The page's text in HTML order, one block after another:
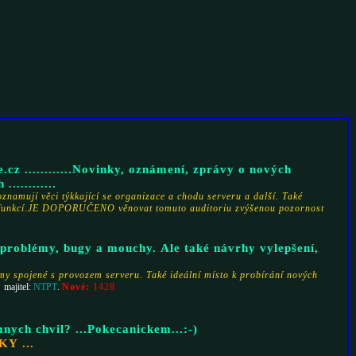
............Novinky, oznámení, zprávy o nových
............
věci týkkající se organizace a chodu serveru a další. Také
DOPORUČENO věnovat tomuto auditoriu zvýšenou pozornost
bugy a mouchy. Ale také návrhy vylepšení,
spojené s provozem serveru. Také ideální místo k probírání nových
majitel: NTPT Nové: 1428
chvil? ...Pokecanickem...:-)
NOVĚ I PRO NOVÁČKY ...